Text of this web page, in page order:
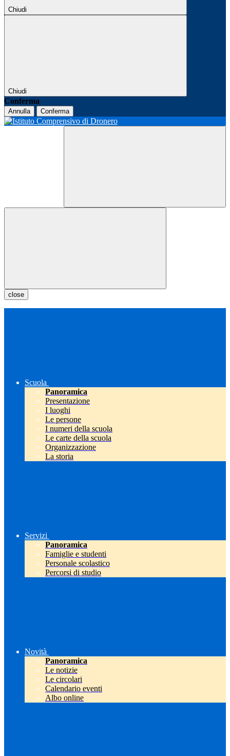
Chiudi
Chiudi
Conferma
Annulla Conferma
close
Scuola
Panoramica
Presentazione
I luoghi
Le persone
I numeri della scuola
Le carte della scuola
Organizzazione
La storia
Servizi
Panoramica
Famiglie e studenti
Personale scolastico
Percorsi di studio
Novità
Panoramica
Le notizie
Le circolari
Calendario eventi
Albo online